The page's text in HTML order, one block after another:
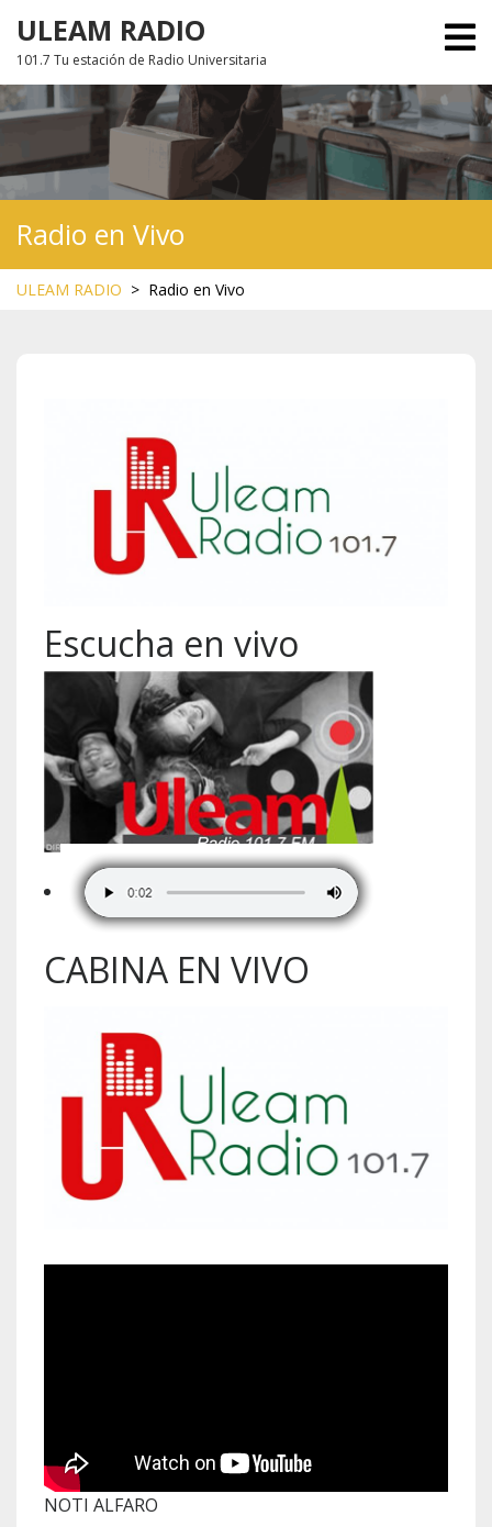
content
ULEAM RADIO
101.7 Tu estación de Radio Universitaria
Radio en Vivo
ULEAM RADIO > Radio en Vivo
Escucha en vivo
CABINA EN VIVO
NOTI ALFARO